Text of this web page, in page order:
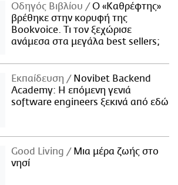
Οδηγός Βιβλίου
Ο «Καθρέφτης»
βρέθηκε στην κορυφή της
Bookvoice. Τι τον ξεχώρισε
ανάμεσα στα μεγάλα best sellers;
Εκπαίδευση
Novibet Backend
Academy: Η επόμενη γενιά
software engineers ξεκινά από εδώ
Good Living
Μια μέρα ζωής στο
νησί